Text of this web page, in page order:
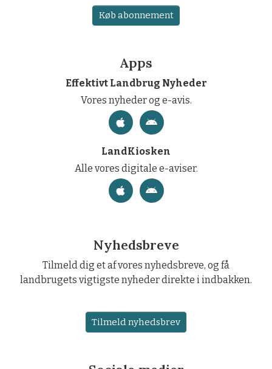
Køb abonnement
Apps
Effektivt Landbrug Nyheder
Vores nyheder og e-avis.
LandKiosken
Alle vores digitale e-aviser.
Nyhedsbreve
Tilmeld dig et af vores nyhedsbreve, og få
landbrugets vigtigste nyheder direkte i indbakken.
Tilmeld nyhedsbrev